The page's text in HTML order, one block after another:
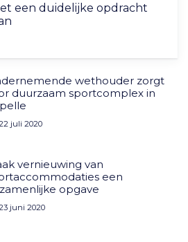
een duidelijke opdracht
wethouder zorgt
duurzaam sportcomplex in
juli 2020
vernieuwing van
een
opgave
juni 2020